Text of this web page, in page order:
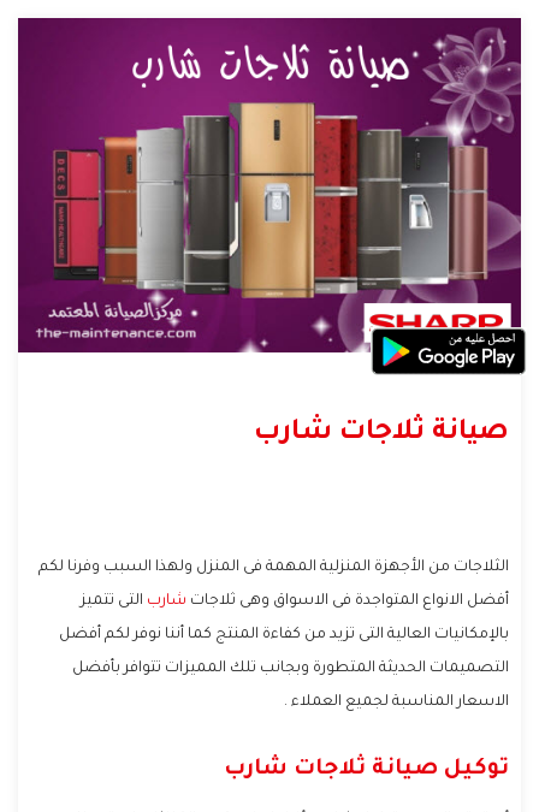
صيانة ثلاجات شارب
الثلاجات من الأجهزة المنزلية المهمة فى المنزل ولهذا السبب وفرنا لكم
أفضل الانواع المتواجدة فى الاسواق وهى ثلاجات شارب التى تتميز
بالإمكانيات العالية التى تزيد من كفاءة المنتج كما أننا نوفر لكم أفضل
التصميمات الحديثة المتطورة وبجانب تلك المميزات تتوافر بأفضل
الاسعار المناسبة لجميع العملاء .
توكيل صيانة ثلاجات شارب